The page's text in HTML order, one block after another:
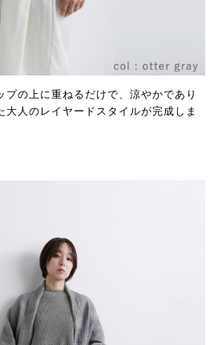
プの上に重ねるだけで、涼やかであり
人のレイヤードスタイルが完成しま